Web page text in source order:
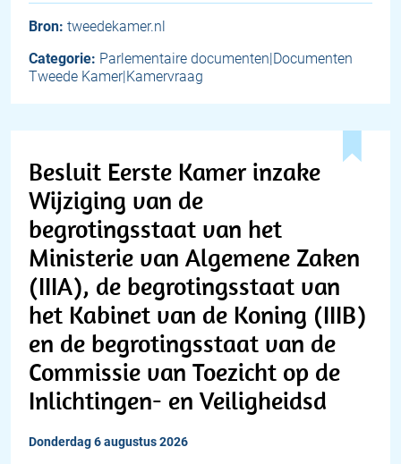
Bron: tweedekamer.nl
Categorie: Parlementaire documenten|Documenten
Tweede Kamer|Kamervraag
Besluit Eerste Kamer inzake
Wijziging van de
begrotingsstaat van het
Ministerie van Algemene Zaken
(IIIA), de begrotingsstaat van
het Kabinet van de Koning (IIIB)
en de begrotingsstaat van de
Commissie van Toezicht op de
Inlichtingen- en Veiligheidsd
donderdag 6 augustus 2026